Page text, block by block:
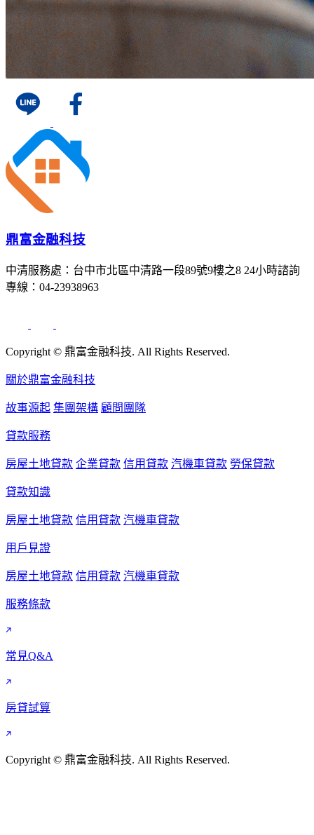
鼎富金融科技
中清服務處：台中市北區中清路一段89號9樓之8 24小時諮詢
專線：04-23938963
Copyright © 鼎富金融科技. All Rights Reserved.
關於鼎富金融科技
故事源起 集團架構 顧問團隊
貸款服務
房屋土地貸款 企業貸款 信用貸款 汽機車貸款 勞保貸款
貸款知識
房屋土地貸款 信用貸款 汽機車貸款
用戶見證
房屋土地貸款 信用貸款 汽機車貸款
服務條款
常見Q&A
房貸試算
Copyright © 鼎富金融科技. All Rights Reserved.